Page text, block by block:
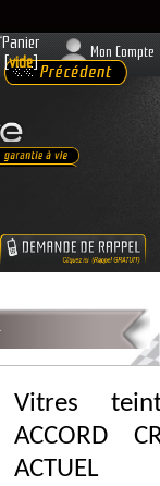
Panier
[vide]
Mon Compte
Vitres
ACCORD
ACTUEL